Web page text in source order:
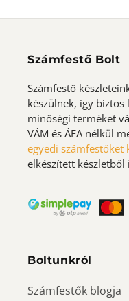
Számfestő Bolt
Számfestő
készülnek, így
minőségi terméket
VÁM és ÁFA nélkül
egyedi számfestőket
elkészített készletből
Boltunkról
Számfestők blogja